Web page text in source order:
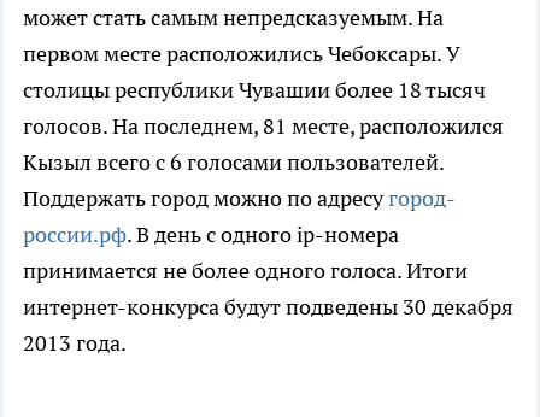
может стать самым непредсказуемым. На
первом месте расположились Чебоксары. У
столицы республики Чувашии более 18 тысяч
голосов. На последнем, 81 месте, расположился
Кызыл всего с 6 голосами пользователей.
Поддержать город можно по адресугород-
россии.рф. В день с одного ip-номера
принимается не более одного голоса. Итоги
интернет-конкурса будут подведены 30 декабря
2013 года.